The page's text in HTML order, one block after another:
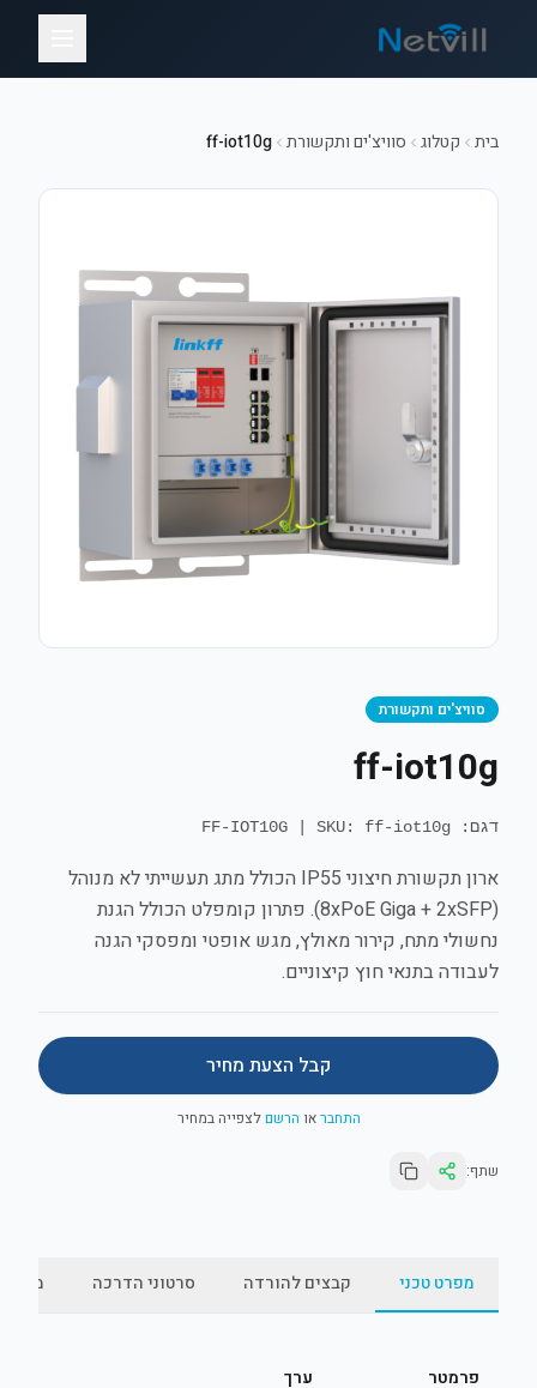
בית קטלוג סוויצ'ים ותקשורת ff-iot10g
סוויצ'ים ותקשורת
ff-iot10g
דגם: FF-IOT10G SKU: ff-iot10g
ארון תקשורת חיצוני IP55 הכולל מתג תעשייתי לא מנוהל
(8xPoE Giga + 2xSFP). פתרון קומפלט הכולל הגנת
נחשולי מתח, קירור מאולץ, מגש אופטי ומפסקי הגנה
לעבודה בתנאי חוץ קיצוניים.
קבל הצעת מחיר
התחבראו הרשםלצפייה במחיר
שתף:
מפרט טכני קבצים להורדה סרטוני הדרכה
פרמטר ערך